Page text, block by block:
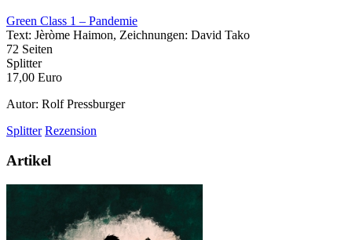
Green Class 1 – Pandemie
Text: Jèròme Haimon, Zeichnungen: David Tako
72 Seiten
Splitter
17,00 Euro
Autor: Rolf Pressburger
Splitter Rezension
Artikel